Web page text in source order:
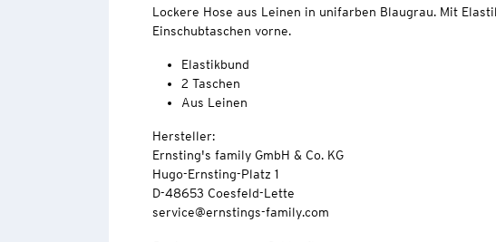
Lockere Hose aus Leinen in unifarben Blaugrau. Mit
Einschubtaschen vorne.
Elastikbund
2 Taschen
Aus Leinen
Hersteller:
Ernsting's family GmbH & Co. KG
Hugo-Ernsting-Platz 1
D-48653 Coesfeld-Lette
service@ernstings-family.com